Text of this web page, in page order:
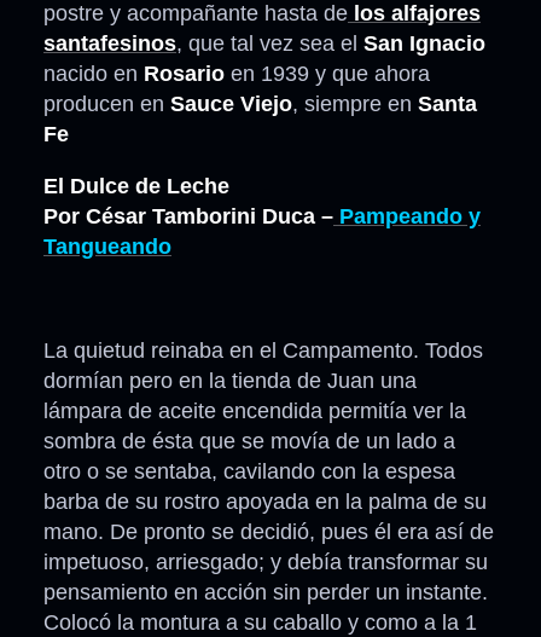
postre y acompañante hasta de los alfajores
santafesinos, que tal vez sea el San Ignacio
nacido en Rosario en 1939 y que ahora
producen en Sauce Viejo, siempre en Santa
Fe
El Dulce de Leche
Por César Tamborini Duca – Pampeando y
Tangueando
La quietud reinaba en el Campamento. Todos
dormían pero en la tienda de Juan una
lámpara de aceite encendida permitía ver la
sombra de ésta que se movía de un lado a
otro o se sentaba, cavilando con la espesa
barba de su rostro apoyada en la palma de su
mano. De pronto se decidió, pues él era así de
impetuoso, arriesgado; y debía transformar su
pensamiento en acción sin perder un instante.
Colocó la montura a su caballo y como a la 1